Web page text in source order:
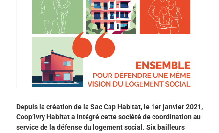
Depuis la création de la Sac Cap Habitat, le 1er janvier 2021,
Coop’Ivry Habitat a intégré cette société de coordination au
service de la défense du logement social. Six bailleurs